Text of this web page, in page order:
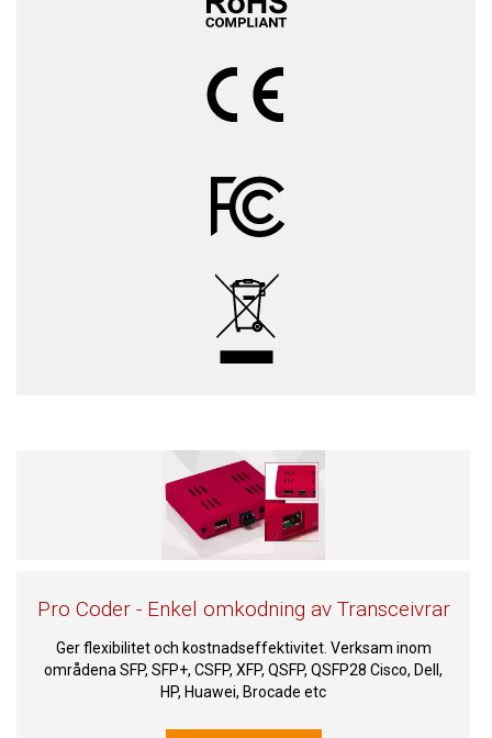
Pro Coder - Enkel omkodning av Transceivrar
Ger flexibilitet och kostnadseffektivitet. Verksam inom
områdena SFP, SFP+, CSFP, XFP, QSFP, QSFP28 Cisco, Dell,
HP, Huawei, Brocade etc